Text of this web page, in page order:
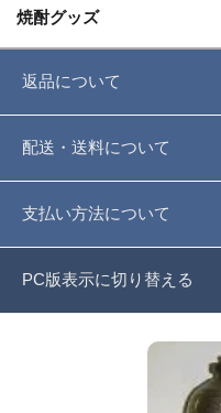
焼酎グッズ
返品について
配送・送料について
支払い方法について
PC版表示に切り替える